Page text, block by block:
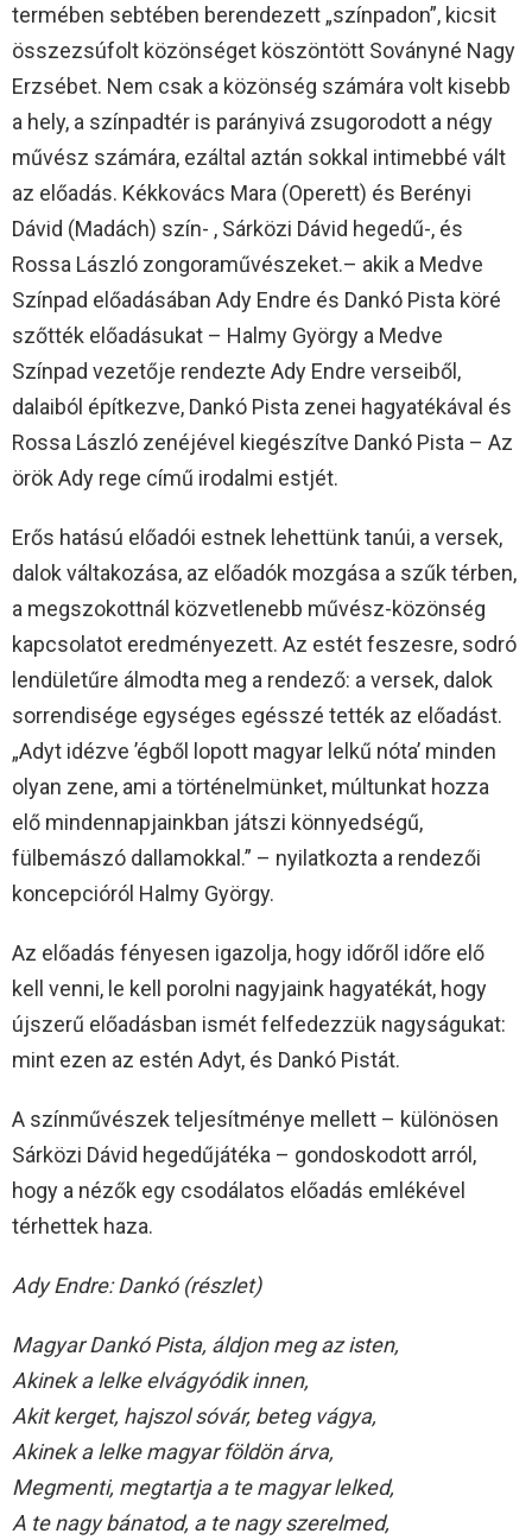
termében sebtében berendezett „színpadon”, kicsit
összezsúfolt közönséget köszöntött Soványné Nagy
Erzsébet. Nem csak a közönség számára volt kisebb
a hely, a színpadtér is parányivá zsugorodott a négy
művész számára, ezáltal aztán sokkal intimebbé vált
az előadás. Kékkovács Mara (Operett) és Berényi
Dávid (Madách) szín- , Sárközi Dávid hegedű-, és
Rossa László zongoraművészeket.– akik a Medve
Színpad előadásában Ady Endre és Dankó Pista köré
szőtték előadásukat – Halmy György a Medve
Színpad vezetője rendezte Ady Endre verseiből,
dalaiból építkezve, Dankó Pista zenei hagyatékával és
Rossa László zenéjével kiegészítve Dankó Pista – Az
örök Ady rege című irodalmi estjét.
Erős hatású előadói estnek lehettünk tanúi, a versek,
dalok váltakozása, az előadók mozgása a szűk térben,
a megszokottnál közvetlenebb művész-közönség
kapcsolatot eredményezett. Az estét feszesre, sodró
lendületűre álmodta meg a rendező: a versek, dalok
sorrendisége egységes egésszé tették az előadást.
„Adyt idézve ’égből lopott magyar lelkű nóta’ minden
olyan zene, ami a történelmünket, múltunkat hozza
elő mindennapjainkban játszi könnyedségű,
fülbemászó dallamokkal.” – nyilatkozta a rendezői
koncepcióról Halmy György.
Az előadás fényesen igazolja, hogy időről időre elő
kell venni, le kell porolni nagyjaink hagyatékát, hogy
újszerű előadásban ismét felfedezzük nagyságukat:
mint ezen az estén Adyt, és Dankó Pistát.
A színművészek teljesítménye mellett – különösen
Sárközi Dávid hegedűjátéka – gondoskodott arról,
hogy a nézők egy csodálatos előadás emlékével
térhettek haza.
Ady Endre: Dankó (részlet)
Magyar Dankó Pista, áldjon meg az isten,
Akinek a lelke elvágyódik innen,
Akit kerget, hajszol sóvár, beteg vágya,
Akinek a lelke magyar földön árva,
Megmenti, megtartja a te magyar lelked,
A te nagy bánatod, a te nagy szerelmed,